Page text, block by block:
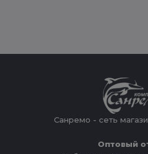
Санремо - сеть
Оптовый